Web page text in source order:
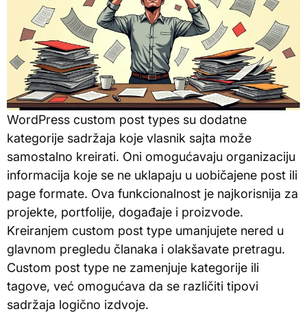
WordPress custom post types su dodatne
kategorije sadržaja koje vlasnik sajta može
samostalno kreirati. Oni omogućavaju organizaciju
informacija koje se ne uklapaju u uobičajene post ili
page formate. Ova funkcionalnost je najkorisnija za
projekte, portfolije, događaje i proizvode.
Kreiranjem custom post type umanjujete nered u
glavnom pregledu članaka i olakšavate pretragu.
Custom post type ne zamenjuje kategorije ili
tagove, već omogućava da se različiti tipovi
sadržaja logično izdvoje.